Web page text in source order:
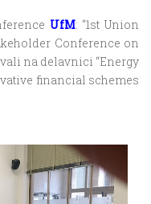
UfM: “1st Union
Conference on
na delavnici “Energy
financial schemes